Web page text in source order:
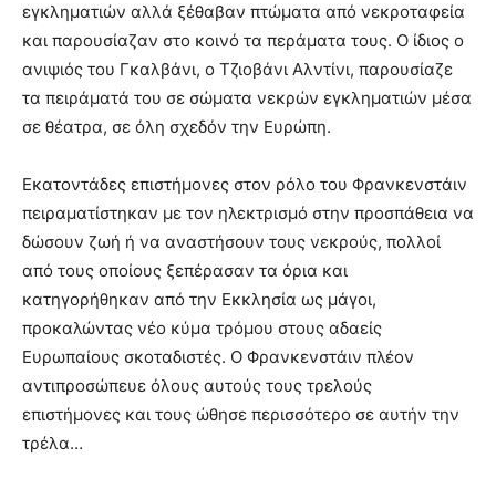
εγκληματιών αλλά ξέθαβαν πτώματα από νεκροταφεία
και παρουσίαζαν στο κοινό τα περάματα τους. Ο ίδιος ο
ανιψιός του Γκαλβάνι, ο Τζιοβάνι Αλντίνι, παρουσίαζε
τα πειράματά του σε σώματα νεκρών εγκληματιών μέσα
σε θέατρα, σε όλη σχεδόν την Ευρώπη.
Εκατοντάδες επιστήμονες στον ρόλο του Φρανκενστάιν
πειραματίστηκαν με τον ηλεκτρισμό στην προσπάθεια να
δώσουν ζωή ή να αναστήσουν τους νεκρούς, πολλοί
από τους οποίους ξεπέρασαν τα όρια και
κατηγορήθηκαν από την Εκκλησία ως μάγοι,
προκαλώντας νέο κύμα τρόμου στους αδαείς
Ευρωπαίους σκοταδιστές. Ο Φρανκενστάιν πλέον
αντιπροσώπευε όλους αυτούς τους τρελούς
επιστήμονες και τους ώθησε περισσότερο σε αυτήν την
τρέλα…